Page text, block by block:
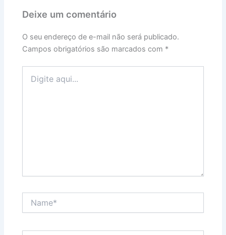
Deixe um comentário
O seu endereço de e-mail não será publicado.
Campos obrigatórios são marcados com *
aqui...